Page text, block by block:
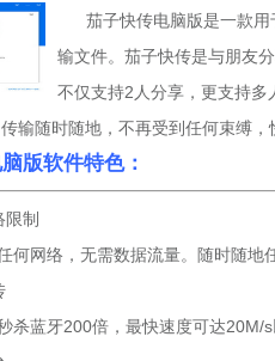
茄子快传电脑版是一款用
输文件。茄子快传是与朋友
不仅支持2人分享，更支持
输随时随地，不再受到任何束缚
版软件特色：
制
网络，无需数据流量。随时随地任
蓝牙200倍，最快速度可达20M/s